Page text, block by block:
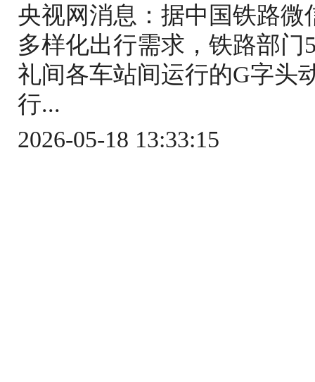
央视网消息：据中国铁路
多样化出行需求，铁路部门
礼间各车站间运行的G字头
行...
2026-05-18 13:33:15